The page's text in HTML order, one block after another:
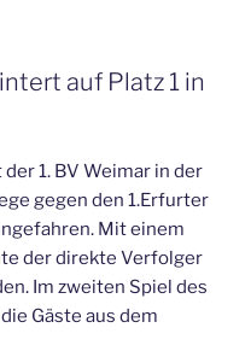
auf Platz 1 in
1. BV Weimar in der
gegen den 1.Erfurter
Mit einem
der direkte Verfolger
Im zweiten Spiel des
Gäste aus dem